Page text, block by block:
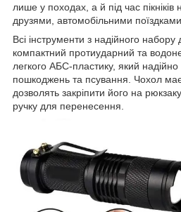
лише у походах, а й під час пікніків
друзями, автомобільними
Всі інструменти з надійного
компактний протиударний та
легкого АБС-пластику, який надійно
пошкоджень та псування. Чохол має
дозволять закріпити його на
ручку для перенесення.